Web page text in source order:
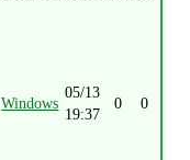
Windows
05/13
19:37
0 0